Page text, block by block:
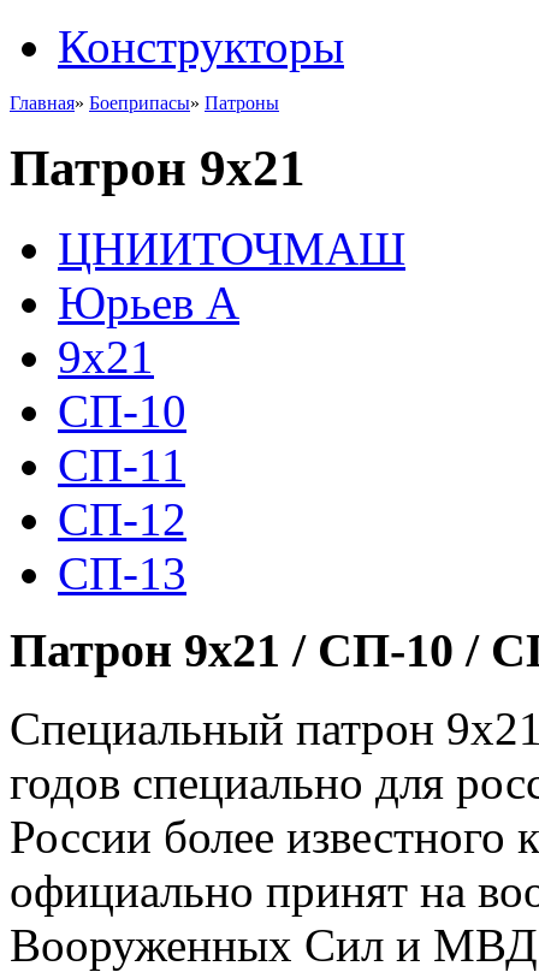
Конструкторы
Главная» Боеприпасы» Патроны
Патрон 9x21
ЦНИИТОЧМАШ
Юрьев А
9x21
СП-10
СП-11
СП-12
СП-13
Патрон 9х21 / СП-10 /
Специальный патрон
годов специально для
России более известного
официально принят на
Вооруженных Сил и МВД